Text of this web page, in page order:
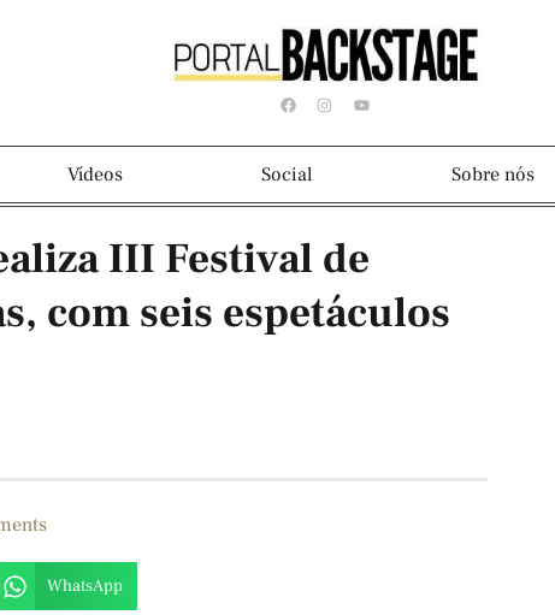
Vídeos Social Sobre nós
III Festival de
com seis espetáculos
WhatsApp